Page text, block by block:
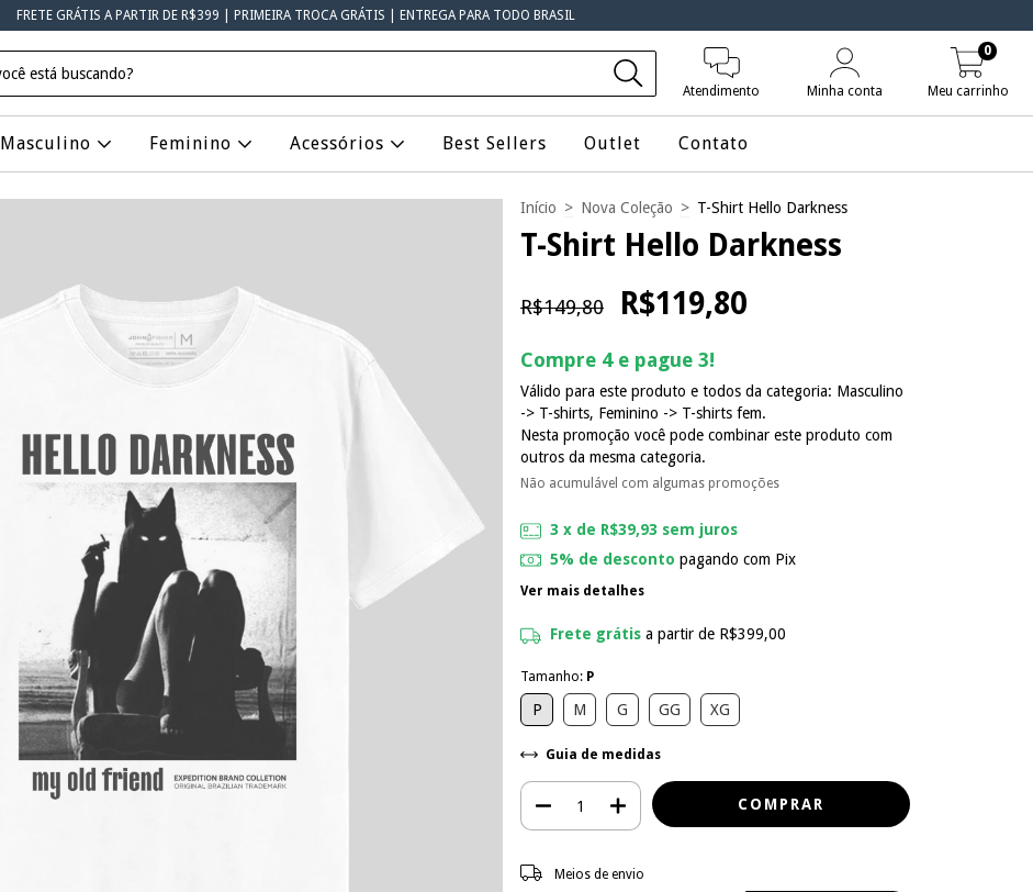
FRETE GRÁTIS A PARTIR DE R$399 | PRIMEIRA TROCA GRÁTIS | ENTREGA PARA TODO BRASIL
Atendimento Minha conta Meu carrinho
0
Masculino Feminino Acessórios Best Sellers Outlet Contato
Início > Nova Coleção > T-Shirt Hello Darkness
T-Shirt Hello Darkness
R$149,80 R$119,80
Compre 4 e pague 3!
Válido para este produto e todos da categoria: Masculino
-> T-shirts, Feminino -> T-shirts fem.
Nesta promoção você pode combinar este produto com
outros da mesma categoria.
Não acumulável com algumas promoções
3 x de R$39,93 sem juros
5% de desconto pagando com Pix
Ver mais detalhes
Frete grátis a partir de R$399,00
Tamanho: P
P M G GG XG
Guia de medidas
Entregas para o CEP:
Meios de envio